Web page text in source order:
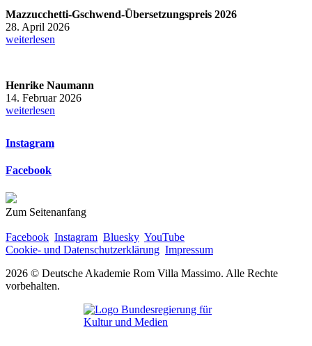
Mazzucchetti-Gschwend-Übersetzungspreis 2026
28. April 2026
weiterlesen
Henrike Naumann
14. Februar 2026
weiterlesen
Instagram
Facebook
Zum Seitenanfang
Facebook Instagram Bluesky YouTube
Cookie- und Datenschutzerklärung Impressum
2026 © Deutsche Akademie Rom Villa Massimo. Alle Rechte
vorbehalten.